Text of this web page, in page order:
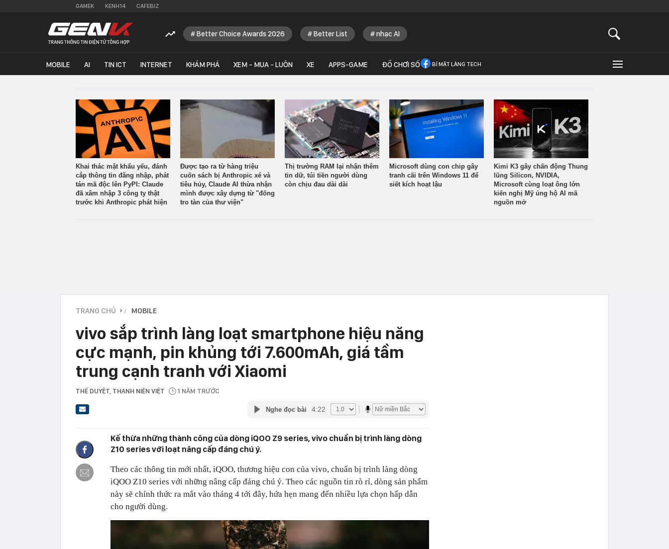
GAMEK KENH14 CAFEBIZ
Better Choice Awards 2026 Better List nhạc AI
MOBILE AI TIN ICT INTERNET KHÁM PHÁ XEM - MUA - LUÔN XE APPS-GAME ĐỒ CHƠI SỐ BÍ MẬT LÀNG TECH
Khai thác mật khẩu yếu, đánh
cắp thông tin đăng nhập, phát
tán mã độc lên PyPI: Claude
đã xâm nhập 3 công ty thật
trước khi Anthropic phát hiện
Được tạo ra từ hàng triệu
cuốn sách bị Anthropic xé và
tiêu hủy, Claude AI thừa nhận
mình được xây dựng từ "đống
tro tàn của thư viện"
Thị trường RAM lại nhận thêm
tin dữ, túi tiền người dùng
còn chịu đau dài dài
Microsoft dùng con chip gây
tranh cãi trên Windows 11 để
siết kích hoạt lậu
Kimi K3 gây chấn động Thung
lũng Silicon, NVIDIA,
Microsoft cùng loạt ông lớn
kiến nghị Mỹ ủng hộ AI mã
nguồn mở
TRANG CHỦ › MOBILE
vivo sắp trình làng loạt smartphone hiệu năng
cực mạnh, pin khủng tới 7.600mAh, giá tầm
trung cạnh tranh với Xiaomi
THẾ DUYỆT , THANH NIÊN VIỆT 1 NĂM TRƯỚC
Nghe đọc bài 4:22
Kế thừa những thành công của dòng iQOO Z9 series, vivo chuẩn bị trình làng dòng
Z10 series với loạt nâng cấp đáng chú ý.
Theo các thông tin mới nhất, iQOO, thương hiệu con của vivo, chuẩn bị trình làng dòng
iQOO Z10 series với những nâng cấp đáng chú ý. Theo các nguồn tin rò rỉ, dòng sản phẩm
này sẽ chính thức ra mắt vào tháng 4 tới đây, hứa hẹn mang đến nhiều lựa chọn hấp dẫn
cho người dùng.